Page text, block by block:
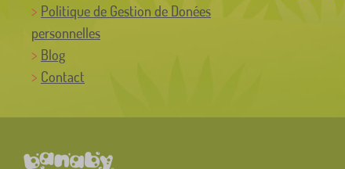
Politique de Gestion de Donées
personnelles
Blog
Contact